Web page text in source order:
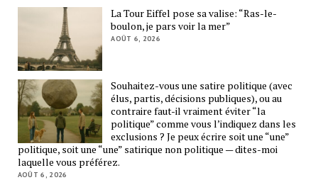
La Tour Eiffel pose sa valise: “Ras-le-
boulon, je pars voir la mer”
AOÛT 6, 2026
Souhaitez-vous une satire politique (avec
élus, partis, décisions publiques), ou au
contraire faut-il vraiment éviter “la
politique” comme vous l’indiquez dans les
exclusions ? Je peux écrire soit une “une”
politique, soit une “une” satirique non politique — dites-moi
laquelle vous préférez.
AOÛT 6, 2026